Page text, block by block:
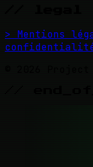
> Mentions